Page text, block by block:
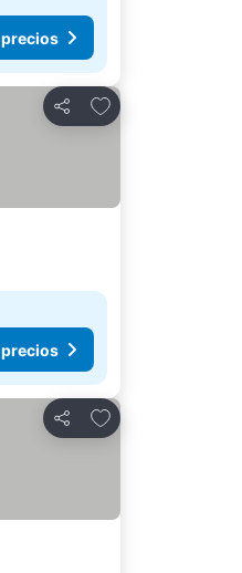
precios
Compartir
Agregar a favoritos
precios
Compartir
Agregar a favoritos